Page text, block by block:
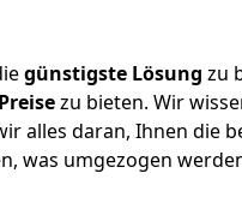
günstigste Lösung zu
zu bieten. Wir
alles daran, Ihnen die
was umgezogen